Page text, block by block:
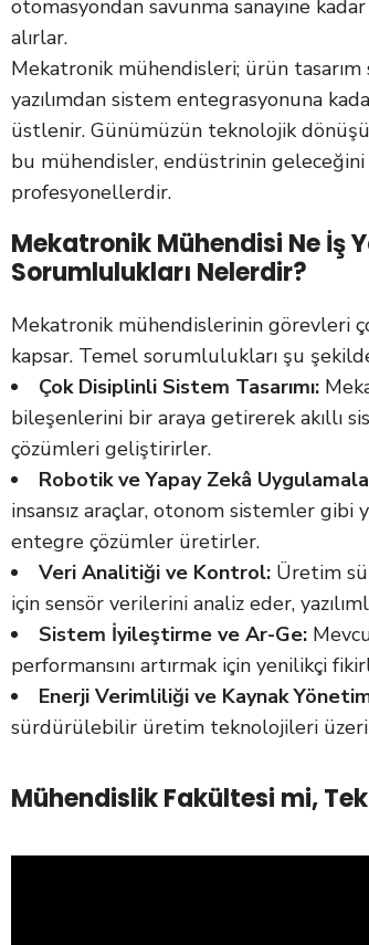
otomasyondan savunma sanayine
alırlar.
Mekatronik mühendisleri; ürün
yazılımdan sistem entegrasyonuna
üstlenir. Günümüzün teknolojik
bu mühendisler, endüstrinin
profesyonellerdir.
Mekatronik Mühendisi Ne İş
Sorumlulukları Nelerdir?
Mekatronik mühendislerinin görevleri
kapsar. Temel sorumlulukları şu
Çok Disiplinli Sistem Tasarımı:
bileşenlerini bir araya getirerek akıllı
çözümleri geliştirirler.
Robotik ve Yapay Zekâ
insansız araçlar, otonom sistemler
entegre çözümler üretirler.
Veri Analitiği ve Kontrol: Üretim
için sensör verilerini analiz eder,
Sistem İyileştirme ve Ar-Ge:
performansını artırmak için yenilikçi
Enerji Verimliliği ve Kaynak
sürdürülebilir üretim teknolojileri
Mühendislik Fakültesi mi,